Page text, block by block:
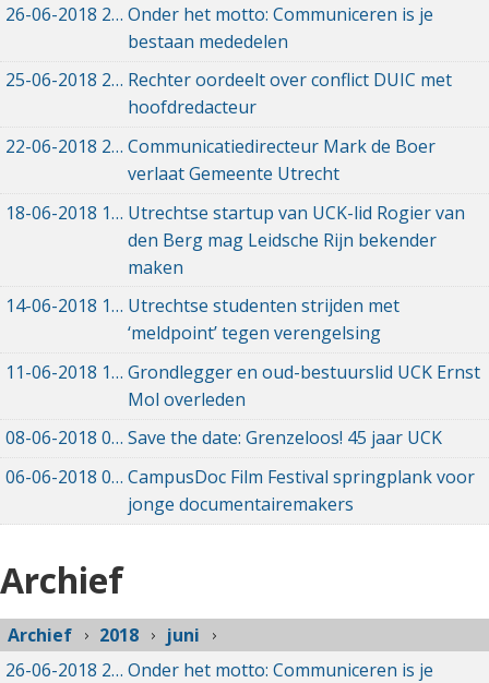
26-06-2018 26-06-2018 15:28
Onder het motto: Communiceren is je
bestaan mededelen
25-06-2018 25-06-2018 21:02
Rechter oordeelt over conflict DUIC met
hoofdredacteur
22-06-2018 22-06-2018 16:30
Communicatiedirecteur Mark de Boer
verlaat Gemeente Utrecht
18-06-2018 18-06-2018 11:21
Utrechtse startup van UCK-lid Rogier van
den Berg mag Leidsche Rijn bekender
maken
14-06-2018 14-06-2018 09:17
Utrechtse studenten strijden met
‘meldpoint’ tegen verengelsing
11-06-2018 11-06-2018 20:26
Grondlegger en oud-bestuurslid UCK Ernst
Mol overleden
08-06-2018 08-06-2018 08:18
Save the date: Grenzeloos! 45 jaar UCK
06-06-2018 06-06-2018 17:14
CampusDoc Film Festival springplank voor
jonge documentairemakers
Archief
Archief 2018
juni
26-06-2018 26-06-2018 15:28
Onder het motto: Communiceren is je